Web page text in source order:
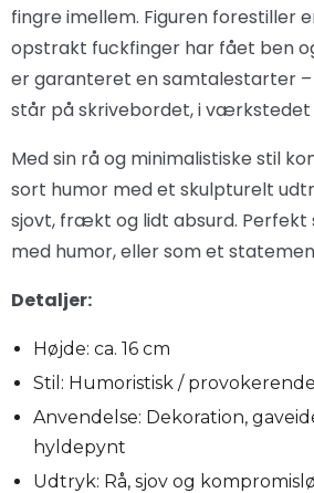
fingre imellem. Figuren forestiller
opstrakt fuckfinger har fået ben
er garanteret en samtalestarter
står på skrivebordet, i værkstedet
Med sin rå og minimalistiske stil
sort humor med et skulpturelt
sjovt, frækt og lidt absurd. Perfekt
med humor, eller som et
Detaljer:
Højde: ca. 16 cm
Stil: Humoristisk / provokerende
Anvendelse: Dekoration,
hyldepynt
Udtryk: Rå, sjov og